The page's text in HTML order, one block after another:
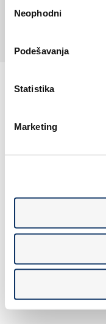
сагласности
Neophodni
Podešavanja
Statistika
Marketing